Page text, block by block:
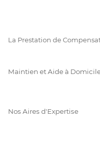
La Prestation de
Maintien et Aide à
Nos Aires d'Expertise